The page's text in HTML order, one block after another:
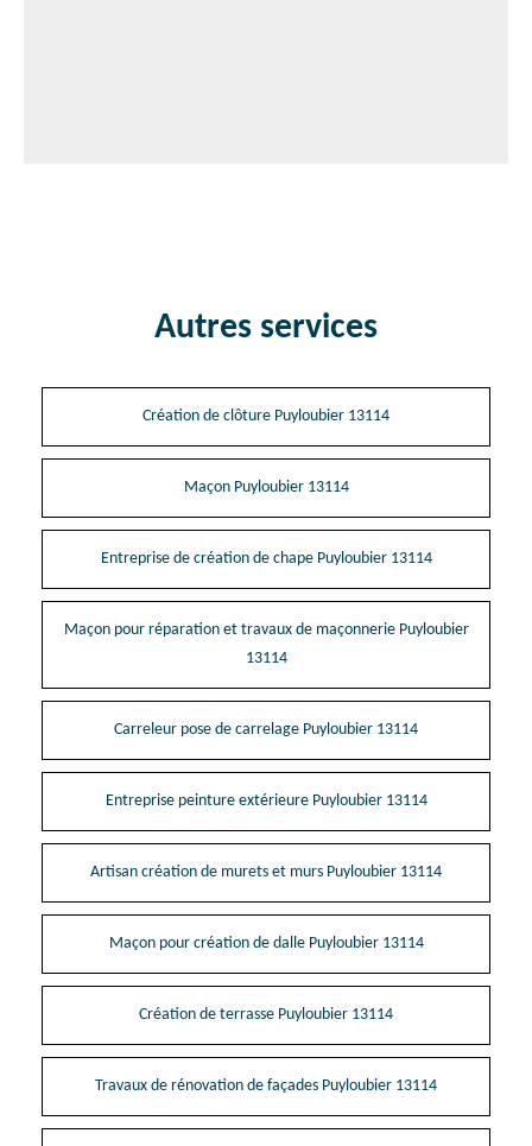
Autres services
Création de clôture Puyloubier 13114
Maçon Puyloubier 13114
Entreprise de création de chape Puyloubier 13114
Maçon pour réparation et travaux de maçonnerie Puyloubier
13114
Carreleur pose de carrelage Puyloubier 13114
Entreprise peinture extérieure Puyloubier 13114
Artisan création de murets et murs Puyloubier 13114
Maçon pour création de dalle Puyloubier 13114
Création de terrasse Puyloubier 13114
Travaux de rénovation de façades Puyloubier 13114